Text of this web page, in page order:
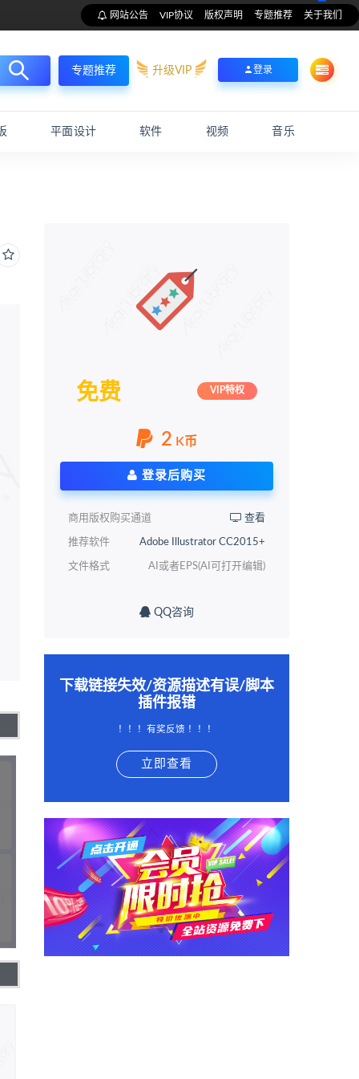
网站公告 VIP协议 版权声明 专题推荐 关于我们
专题推荐 升级VIP 登录
平面设计 软件 视频 音乐
免费 VIP特权
2 K币
登录后购买
商用版权购买通道 查看
推荐软件 Adobe Illustrator CC2015+
文件格式 AI或者EPS(AI可打开编辑)
QQ咨询
下载链接失效/资源描述有误/脚本
插件报错
！！！有奖反馈 ！！！
立即查看